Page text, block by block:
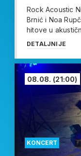
Rock Acoustic
Brnić i Noa
hitove u
DETALJNIJE
KONCERT
08.08. (21:00)